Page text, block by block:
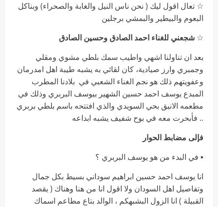
☆ تعال اقول ليك ( نحن ناس النيل والغابة والصحراء) وبناكل
البعوم والبيطير والبمشي برجلين
☆ شجعني للغناء احمد الصادق وحسين الصادق
بعد ان تناولنا اشهي واطيب سمك بلطي مشوي ومقلي
وجمبري وارز صيادية، كان لقائي به يشبه طيبة اهل امدرمان
وعفويتهم ذلك هو نجم الغناء الشعبي في بلادنا المطرب
المبدع يوسف احمد حسين الشهير بيوسف البربري وذلك في
مطعمه الانيق بحي السويدي والذي افتتحه باسم بلطي بربري
.. فأبحرت معه في بوح شفيف يشبه ابداعه
فإلى مضابط الحوار
▪︎ في البدء من هو يوسف البربري ؟
انا يوسف احمد حسين ابراهيم سوداني بسيط بكل جمال
وتفاصيل اهل السودان ولا اقول انا من هنا وهناك ( يقصد
القبيلة ) انا الزول البشبهكم ، الوالد بتاع مطاعم اسماك